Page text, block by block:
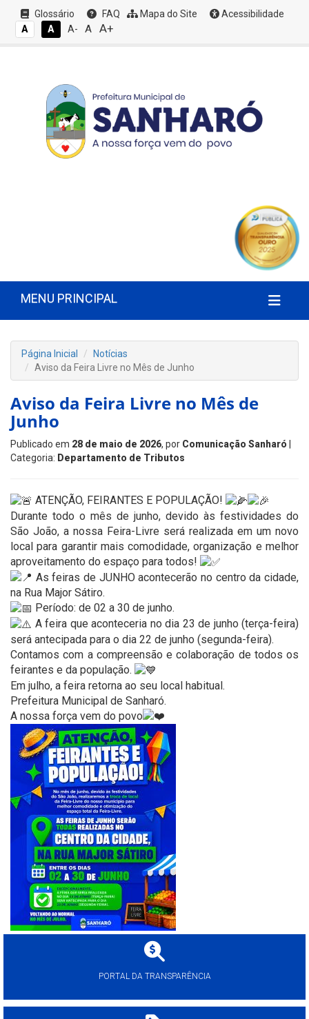
Glossário FAQ Mapa do Site
Acessibilidade
A
A A- A A+
MENU PRINCIPAL
Página Inicial
Notícias
Aviso da Feira Livre no Mês de Junho
Aviso da Feira Livre no Mês de
Junho
Publicado em 28 de maio de 2026, por Comunicação Sanharó
Categoria: Departamento de Tributos
ATENÇÃO, FEIRANTES E POPULAÇÃO!
Durante todo o mês de junho, devido às festividades do
São João, a nossa Feira-Livre será realizada em um novo
local para garantir mais comodidade, organização e melhor
aproveitamento do espaço para todos!
As feiras de JUNHO acontecerão no centro da cidade,
na Rua Major Sátiro.
Período: de 02 a 30 de junho.
A feira que aconteceria no dia 23 de junho (terça-feira)
será antecipada para o dia 22 de junho (segunda-feira).
Contamos com a compreensão e colaboração de todos os
feirantes e da população.
Em julho, a feira retorna ao seu local habitual.
Prefeitura Municipal de Sanharó.
A nossa força vem do povo
PORTAL DA TRANSPARÊNCIA